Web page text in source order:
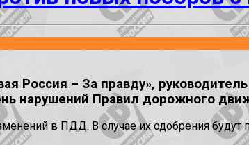
Россия – За правду»,
нарушений Правил дорожного
в ПДД. В случае их одобрения